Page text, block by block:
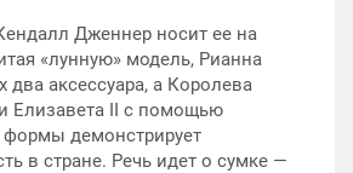
Дженнер носит ее на
«лунную» модель, Рианна
два аксессуара, а Королева
Елизавета II с помощью
формы демонстрирует
в стране. Речь идет о сумке —